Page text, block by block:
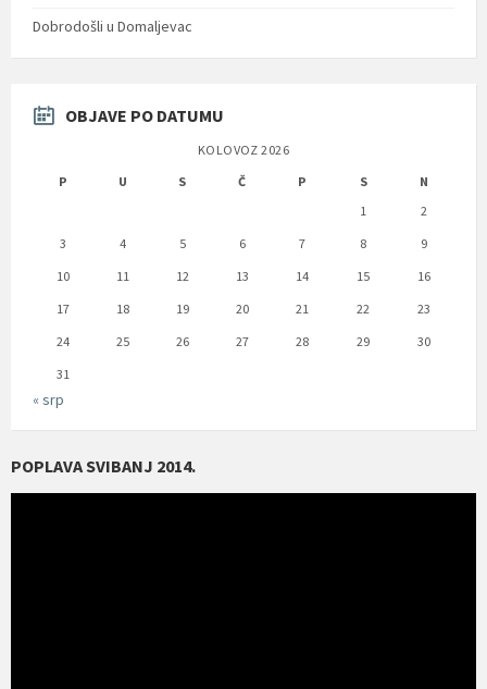
Dobrodošli u Domaljevac
OBJAVE PO DATUMU
KOLOVOZ 2026
P
U S Č P S
N
1
2
3
4 5 6 7 8
9
10
11 12 13 14 15
16
17
18 19 20 21 22
23
24
25 26 27 28 29
30
31
« srp
POPLAVA SVIBANJ 2014.